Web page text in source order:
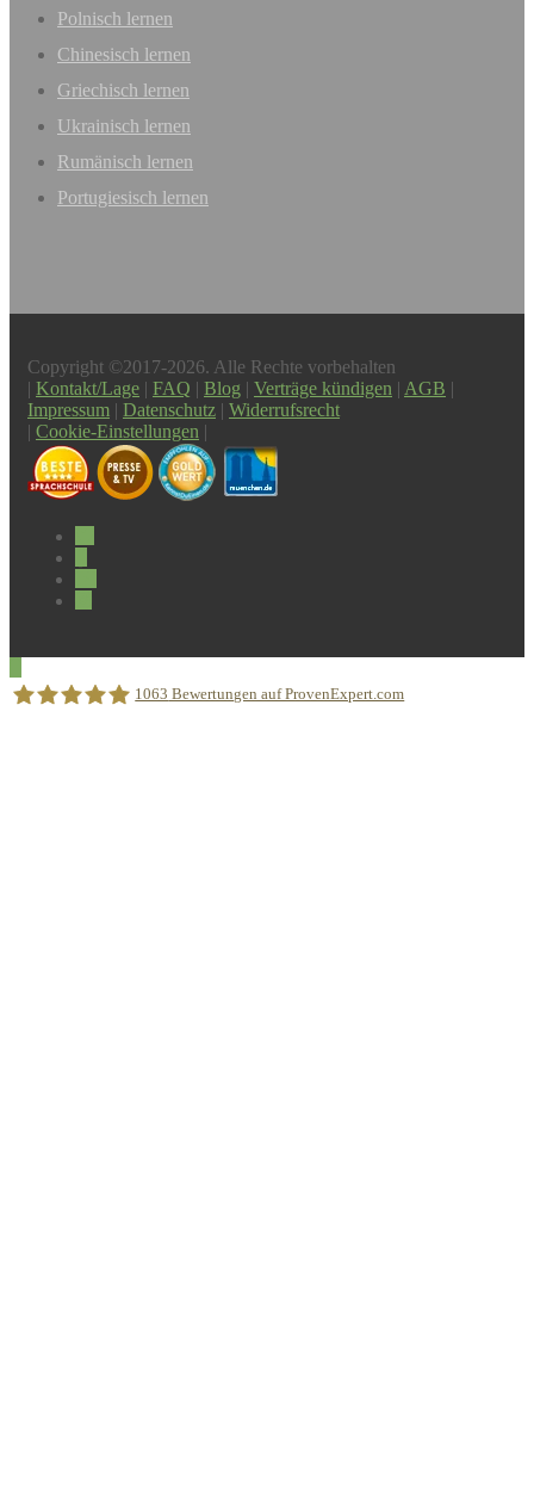
Polnisch lernen
Chinesisch lernen
Griechisch lernen
Ukrainisch lernen
Rumänisch lernen
Portugiesisch lernen
Copyright ©2017-2026. Alle Rechte vorbehalten
| Kontakt/Lage | FAQ | Blog | Verträge kündigen | AGB |
Impressum | Datenschutz | Widerrufsrecht
| Cookie-Einstellungen |
1063 Bewertungen auf ProvenExpert.com